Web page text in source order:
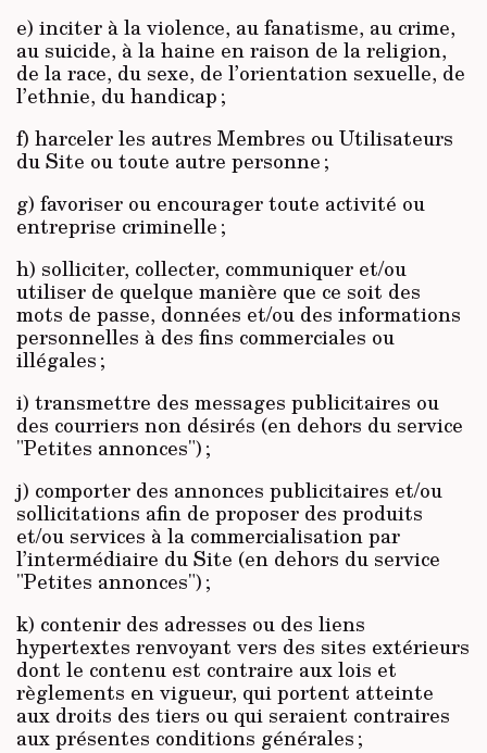
e) inciter à la violence, au fanatisme, au crime,
au suicide, à la haine en raison de la religion,
de la race, du sexe, de l’orientation sexuelle, de
l’ethnie, du handicap ;
f) harceler les autres Membres ou Utilisateurs
du Site ou toute autre personne ;
g) favoriser ou encourager toute activité ou
entreprise criminelle ;
h) solliciter, collecter, communiquer et/ou
utiliser de quelque manière que ce soit des
mots de passe, données et/ou des informations
personnelles à des fins commerciales ou
illégales ;
i) transmettre des messages publicitaires ou
des courriers non désirés (en dehors du service
"Petites annonces") ;
j) comporter des annonces publicitaires et/ou
sollicitations afin de proposer des produits
et/ou services à la commercialisation par
l’intermédiaire du Site (en dehors du service
"Petites annonces") ;
k) contenir des adresses ou des liens
hypertextes renvoyant vers des sites extérieurs
dont le contenu est contraire aux lois et
règlements en vigueur, qui portent atteinte
aux droits des tiers ou qui seraient contraires
aux présentes conditions générales ;